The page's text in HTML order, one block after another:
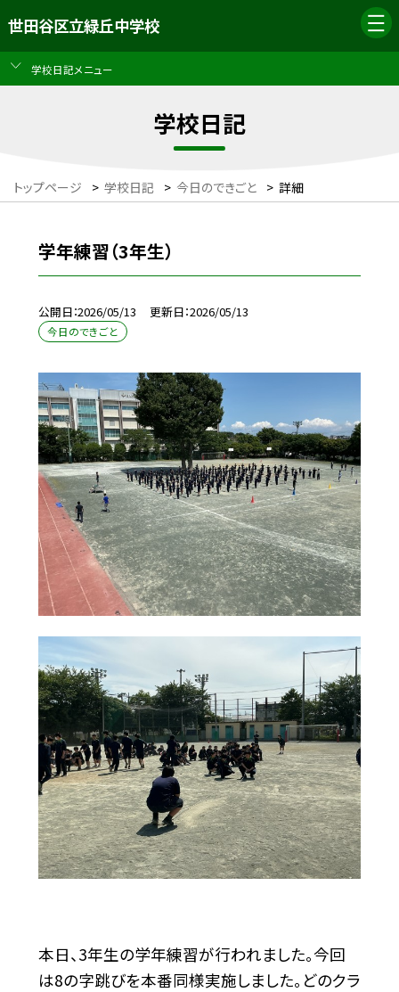
世田谷区立緑丘中学校
学校日記メニュー
学校日記
トップページ > 学校日記 > 今日のできごと > 詳細
学年練習（3年生）
公開日 2026/05/13 更新日 2026/05/13
今日のできごと
本日、3年生の学年練習が行われました。今回
は8の字跳びを本番同様実施しました。どのクラ